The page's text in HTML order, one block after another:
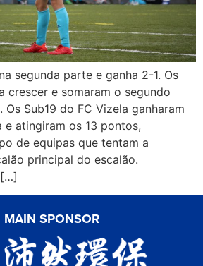
segunda parte e ganha 2-1. Os
crescer e somaram o segundo
Sub19 do FC Vizela ganharam
e atingiram os 13 pontos,
de equipas que tentam a
principal do escalão.
MAIN SPONSOR